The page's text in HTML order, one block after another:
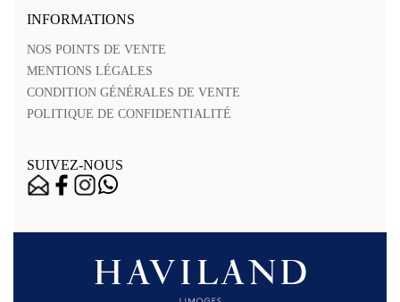
INFORMATIONS
NOS POINTS DE VENTE
MENTIONS LÉGALES
CONDITION GÉNÉRALES DE VENTE
POLITIQUE DE CONFIDENTIALITÉ
SUIVEZ-NOUS